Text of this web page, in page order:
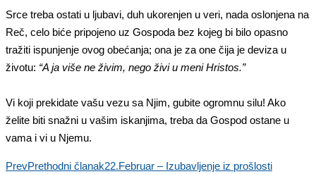
Srce treba ostati u ljubavi, duh ukorenjen u veri, nada oslonjena na
Reč, celo biće pripojeno uz Gospoda bez kojeg bi bilo opasno
tražiti ispunjenje ovog obećanja; ona je za one čija je deviza u
životu: “A ja više ne živim, nego živi u meni Hristos.”
Vi koji prekidate vašu vezu sa Njim, gubite ogromnu silu! Ako
želite biti snažni u vašim iskanjima, treba da Gospod ostane u
vama i vi u Njemu.
PrevPrethodni članak22.Februar – Izubavljenje iz prošlosti